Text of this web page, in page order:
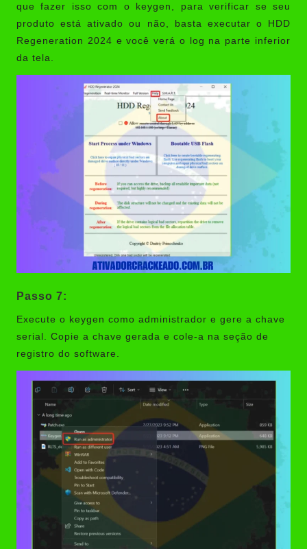
que fazer isso com o keygen, para verificar se seu
produto está ativado ou não, basta executar o HDD
Regeneration 2024 e você verá o log na parte inferior
da tela.
Passo 7:
Execute o keygen como administrador e gere a chave
serial. Copie a chave gerada e cole-a na seção de
registro do software.